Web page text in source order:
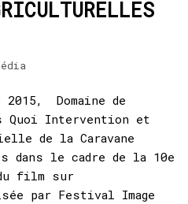
2015, Domaine de
Quoi Intervention et
de la Caravane
le cadre de la 10e
film sur
par Festival Image